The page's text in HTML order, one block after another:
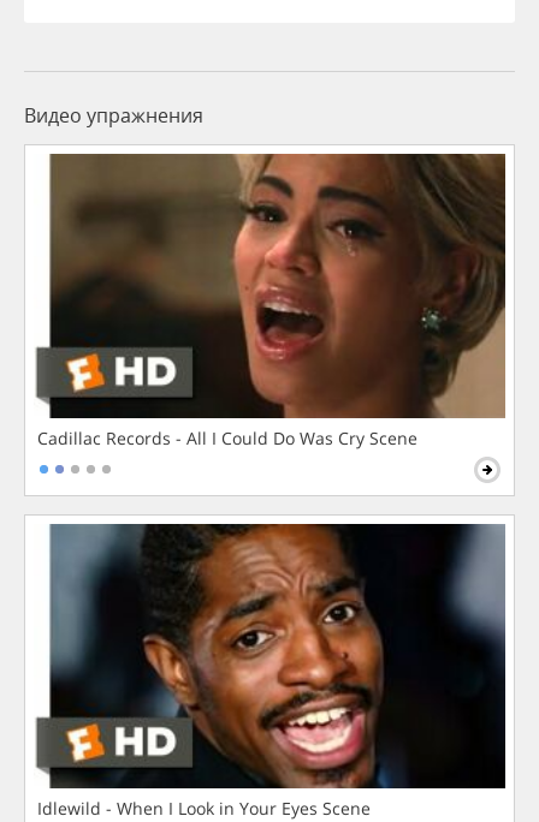
Видео упражнения
Cadillac Records - All I Could Do Was Cry Scene
Idlewild - When I Look in Your Eyes Scene